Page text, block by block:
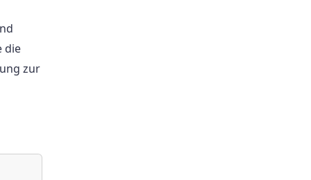
die
zur